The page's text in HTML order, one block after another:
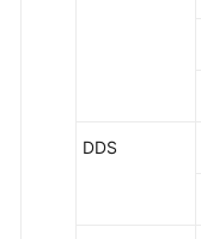
DDS